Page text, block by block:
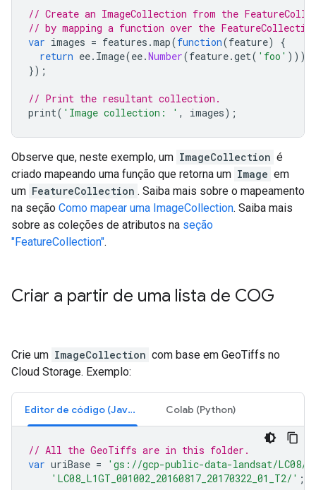
// Create an ImageCollection from the
// by mapping a function over the
var images = features .map(function(feature)
{
return ee. Image(ee.Number(feature.get( 'foo' )));
});
// Print the resultant collection.
print( 'Image collection: ' , images);
Observe que, neste exemplo, um ImageCollection é
criado mapeando uma função que retorna um Image em
um FeatureCollection . Saiba mais sobre o mapeamento
na seção Como mapear uma ImageCollection. Saiba mais
sobre as coleções de atributos na seção
"FeatureCollection".
Criar a partir de uma lista de COG
Crie um ImageCollection com base em GeoTiffs no
Cloud Storage. Exemplo:
Editor de código (JavaScript) Colab (Python)
// All the GeoTiffs are in this folder.
var uriBase =
'gs://gcp-public-data-landsat/LC08/
'LC08_L1GT_001002_20160817_20170322_01_T2/' ;